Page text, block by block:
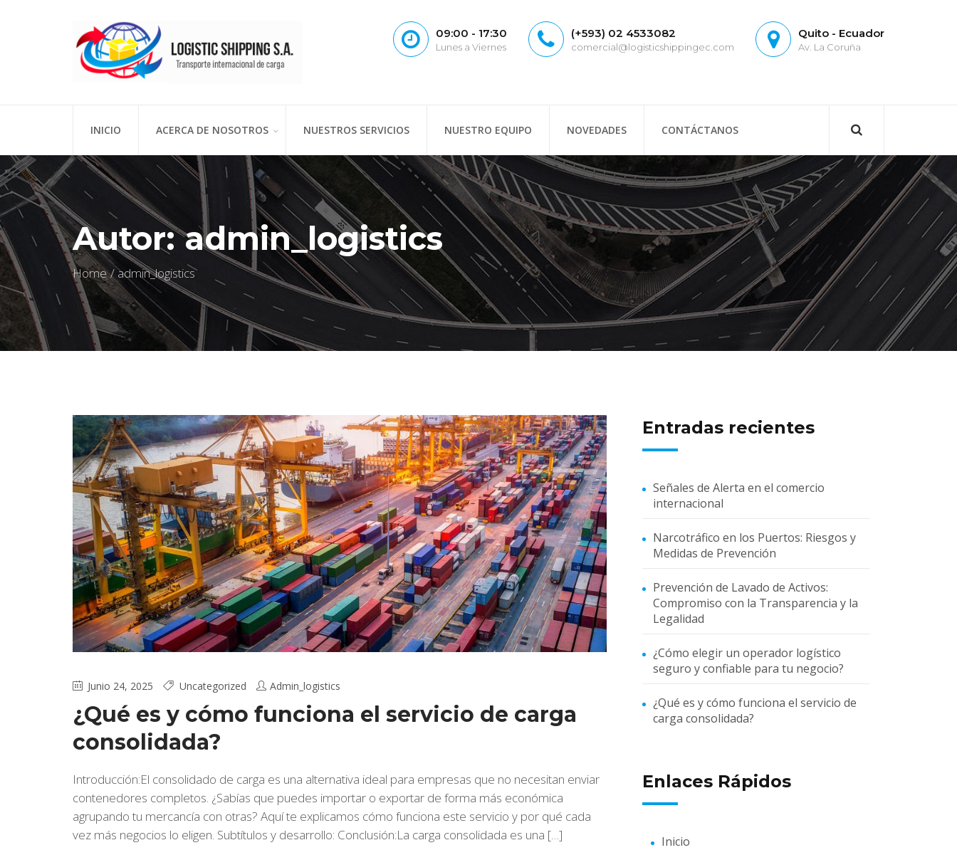
09:00 - 17:30
Lunes a Viernes
(+593) 02 4533082
comercial@logisticshippingec.com
Quito - Ecuador
Av. La Coruña
INICIO ACERCA DE NOSOTROS NUESTROS SERVICIOS NUESTRO EQUIPO NOVEDADES CONTÁCTANOS
Autor:admin_logistics
Home admin_logistics
Junio 24, 2025 Uncategorized Admin_logistics
¿Qué es y cómo funciona el servicio de carga
consolidada?
Introducción:El consolidado de carga es una alternativa ideal para empresas que no necesitan enviar
contenedores completos. ¿Sabías que puedes importar o exportar de forma más económica
agrupando tu mercancía con otras? Aquí te explicamos cómo funciona este servicio y por qué cada
vez más negocios lo eligen. Subtítulos y desarrollo: Conclusión:La carga consolidada es una […]
Entradas recientes
Señales de Alerta en el comercio
internacional
Narcotráfico en los Puertos: Riesgos y
Medidas de Prevención
Prevención de Lavado de Activos:
Compromiso con la Transparencia y la
Legalidad
¿Cómo elegir un operador logístico
seguro y confiable para tu negocio?
¿Qué es y cómo funciona el servicio de
carga consolidada?
Enlaces Rápidos
Inicio